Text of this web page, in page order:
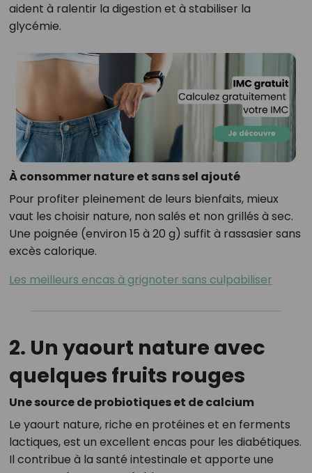
aident à ralentir la digestion et à stabiliser la
glycémie.
À consommer nature et sans sel ajouté
Pour profiter pleinement de leurs bienfaits, mieux
vaut les choisir nature, non salés et non grillés à sec.
Une poignée (environ 15 à 20 g) suffit à rassasier sans
excès calorique.
Les meilleurs encas à grignoter sans culpabiliser
2. Un yaourt nature avec
quelques fruits rouges
Une source de probiotiques et de calcium
Le yaourt nature, riche en protéines et en ferments
lactiques, est un excellent encas pour les diabétiques.
Il contribue à la santé intestinale et apporte une